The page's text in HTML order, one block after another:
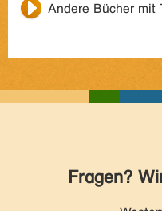
Andere Bücher mit